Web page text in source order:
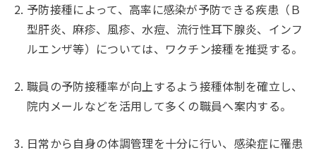
予防接種によって、高率に感染が予防できる疾患（Ｂ
型肝炎、麻疹、風疹、水痘、流行性耳下腺炎、インフ
ルエンザ等）については、ワクチン接種を推奨する。
職員の予防接種率が向上するよう接種体制を確立し、
院内メールなどを活用して多くの職員へ案内する。
日常から自身の体調管理を十分に行い、感染症に罹患